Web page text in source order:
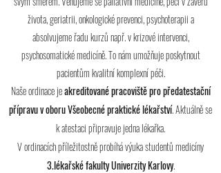
života, geriatrii, onkologické prevenci, psychoterapii a
absolvujeme řadu kurzů např. v krizové intervenci,
psychosomatické medicíně. To nám umožňuje poskytnout
pacientům kvalitní komplexní péči.
Naše ordinace jeakreditované pracoviště pro předatestační
přípravu v oboru Všeobecné praktické lékařství. Aktuálně se
k atestaci připravuje jedna lékařka.
V ordinacích příležitostně probíhá výuka studentů medicíny
3.lékařské fakulty Univerzity Karlovy.